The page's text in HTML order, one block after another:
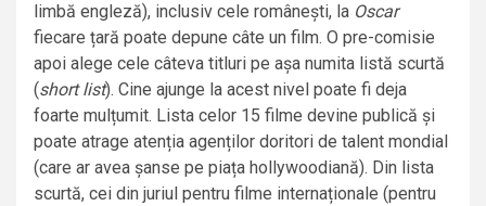
limbă engleză), inclusiv cele românești, la Oscar
fiecare țară poate depune câte un film. O pre-comisie
apoi alege cele câteva titluri pe așa numita listă scurtă
(short list). Cine ajunge la acest nivel poate fi deja
foarte mulțumit. Lista celor 15 filme devine publică și
poate atrage atenția agenților doritori de talent mondial
(care ar avea șanse pe piața hollywoodiană). Din lista
scurtă, cei din juriul pentru filme internaționale (pentru